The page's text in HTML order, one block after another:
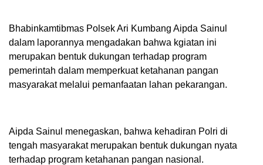
Bhabinkamtibmas Polsek Ari Kumbang Aipda Sainul
dalam laporannya mengadakan bahwa kgiatan ini
merupakan bentuk dukungan terhadap program
pemerintah dalam memperkuat ketahanan pangan
masyarakat melalui pemanfaatan lahan pekarangan.
Aipda Sainul menegaskan, bahwa kehadiran Polri di
tengah masyarakat merupakan bentuk dukungan nyata
terhadap program ketahanan pangan nasional.